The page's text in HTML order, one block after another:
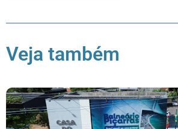
Veja também